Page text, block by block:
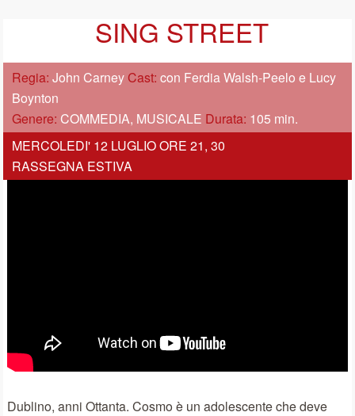
SING STREET
Regia:John Carney Cast:con Ferdia Walsh-Peelo e Lucy
Boynton
Genere: COMMEDIA, MUSICALE Durata: 105 min.
MERCOLEDI' 12 LUGLIO ORE 21, 30
RASSEGNA ESTIVA
Dublino, anni Ottanta. Cosmo è un adolescente che deve